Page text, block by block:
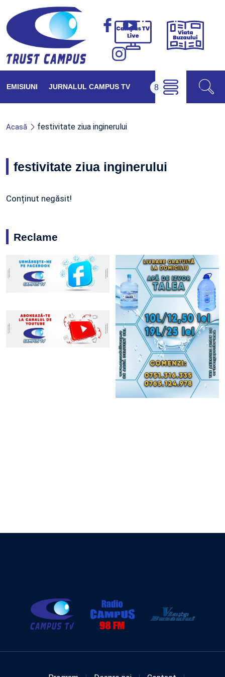
Campus
Viața
EMISIUNI JURNALUL CAMPUS TV
Acasă festivitate ziua inginerului
festivitate ziua inginerului
Conținut negăsit!
Reclame